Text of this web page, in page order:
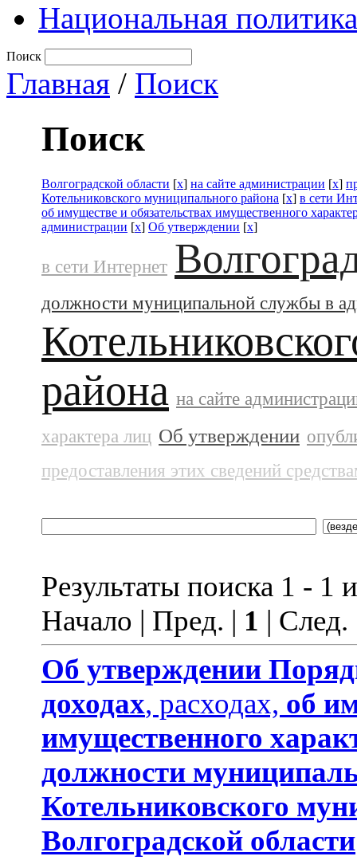
Национальная политика
Поиск
Главная / Поиск
Поиск
Волгоградской области [x] на сайте администрации [x]
Котельниковского муниципального района [x] в сети
об имуществе и обязательствах имущественного
администрации [x] Об утверждении [x]
в сети Интернет
должности муниципальной службы в
района на сайте
характера лиц Об утверждении
предоставления этих сведений
Результаты поиска 1 - 1
Начало | Пред. | 1 |
Об утверждении
доходах, расходах, об
имущественного
должности
Котельниковского
Волгоградской области